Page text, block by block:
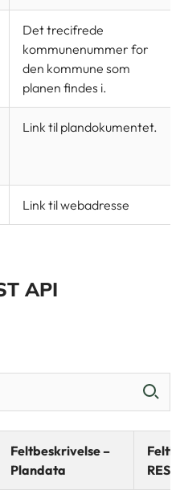
Det trecifrede
kommunenummer for
den kommune som
planen findes i.
Link til plandokumentet.
Link til webadresse
API
Feltbeskrivelse –
Plandata